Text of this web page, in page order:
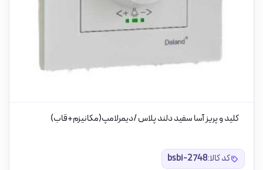
کلید و پریز آسا سفید دلند پلاس /دیمرلامپ(مکانیزم+قاب)
کد کالا:bsbi-2748